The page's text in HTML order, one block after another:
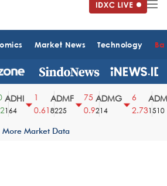
Market News Technology
0.61
ADMF
8225
75
0.9
ADMG
214
2.73
ADMR
1510
More Market Data